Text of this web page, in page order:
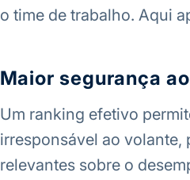
o time de trabalho. Aqui
Maior segurança
Um ranking efetivo
irresponsável ao
relevantes sobre o